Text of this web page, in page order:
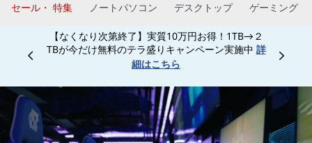
ン
ッ
プ
す
る
セール・ 特集 ノートパソコン デスクトップ ゲーミング
学生、保護者、教職員、予備校生なら特別割引で
ご購入頂けます！学生向け学生ストアは こちら
Currently displaying item 4 of